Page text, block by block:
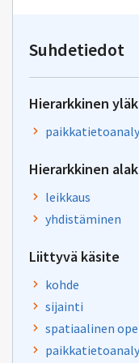
Suhdetiedot
Hierarkkinen
Hierarkkinen
leikkaus
yhdistäminen
Liittyvä käsite
kohde
sijainti
spatiaalinen